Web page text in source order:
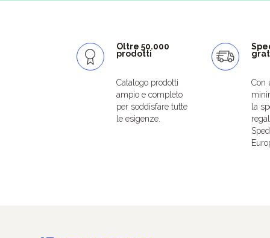
Oltre 50.000
prodotti
Catalogo prodotti
ampio e completo
per soddisfare tutte
le esigenze.
Con
la